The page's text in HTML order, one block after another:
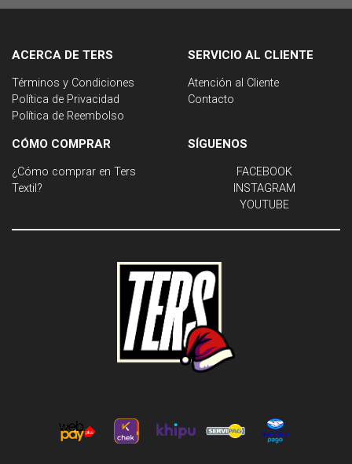
ACERCA DE TERS
Términos y Condiciones
Política de Privacidad
Política de Reembolso
SERVICIO AL CLIENTE
Atención al Cliente
Contacto
CÓMO COMPRAR
¿Cómo comprar en Ters
Textil?
SÍGUENOS
FACEBOOK
INSTAGRAM
YOUTUBE